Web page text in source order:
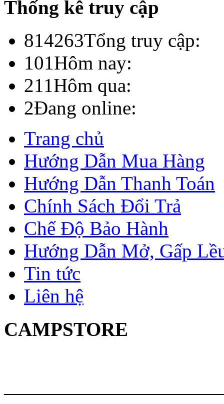
Thống kê truy cập
814263Tổng truy cập:
101Hôm nay:
211Hôm qua:
2Đang online:
Trang chủ
Hướng Dẫn Mua Hàng
Hướng Dẫn Thanh Toán
Chính Sách Đổi Trả
Chế Độ Bảo Hành
Hướng Dẫn Mở, Gấp
Tin tức
Liên hệ
CAMPSTORE